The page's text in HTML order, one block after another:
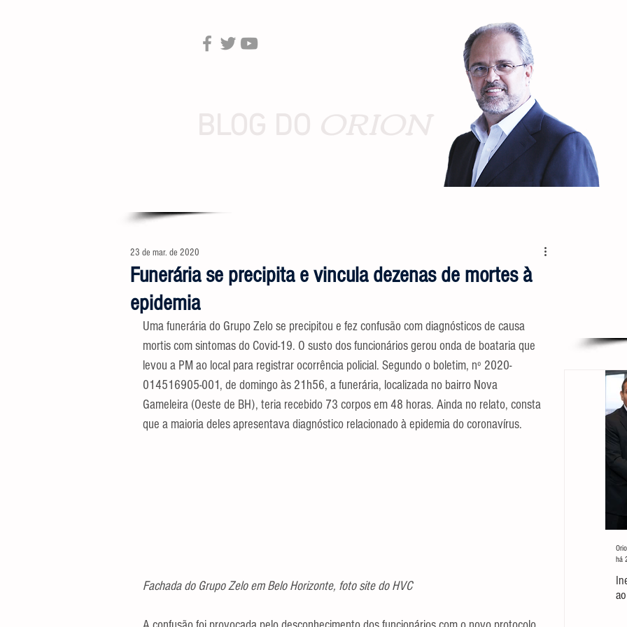
Funerária se precipita e vincula dezenas de mortes à
epidemia
23 de mar. de 2020
Uma funerária do Grupo Zelo se precipitou e fez confusão com diagnósticos de causa
mortis com sintomas do Covid-19. O susto dos funcionários gerou onda de boataria que
levou a PM ao local para registrar ocorrência policial. Segundo o boletim, nº 2020-
014516905-001, de domingo às 21h56, a funerária, localizada no bairro Nova
Gameleira (Oeste de BH), teria recebido 73 corpos em 48 horas. Ainda no relato, consta
que a maioria deles apresentava diagnóstico relacionado à epidemia do coronavírus.
Fachada do Grupo Zelo em Belo Horizonte, foto site do HVC
há